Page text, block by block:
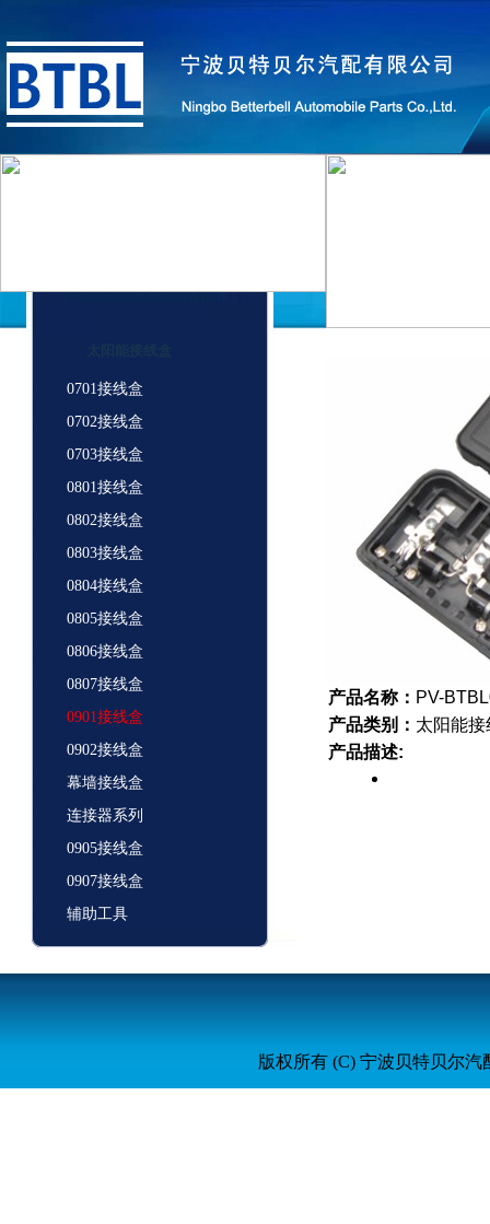
0701接线盒
0702接线盒
0703接线盒
0801接线盒
0802接线盒
0803接线盒
0804接线盒
0805接线盒
0806接线盒
0807接线盒
0901接线盒
0902接线盒
幕墙接线盒
连接器系列
0905接线盒
0907接线盒
辅助工具
产品名称： PV-
产品类别： 太阳能
产品描述:
版权所有 (C) 宁波贝特贝尔